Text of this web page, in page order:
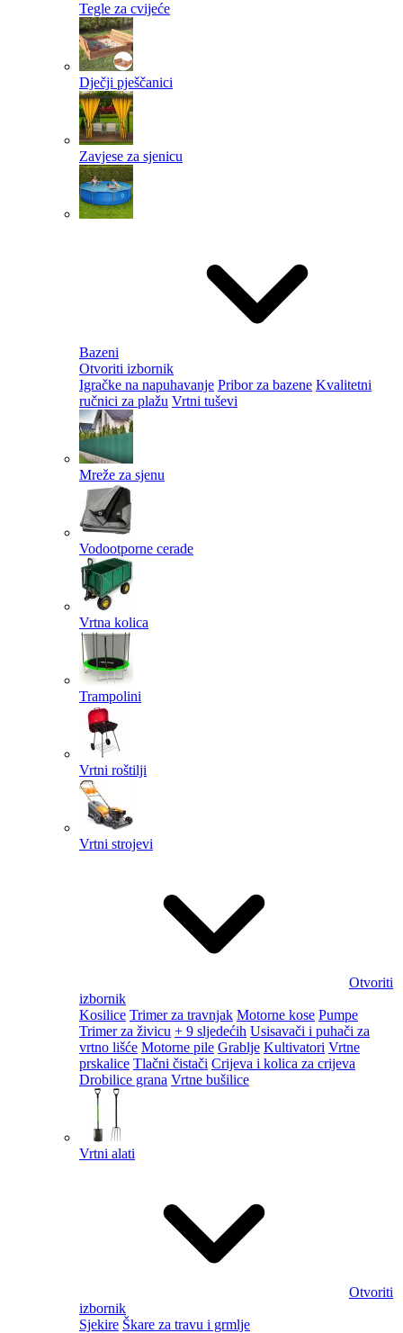
Tegle za cvijeće
Dječji pješčanici
Zavjese za sjenicu
Bazeni
Otvoriti izbornik
Igračke na napuhavanje Pribor za bazene Kvalitetni
ručnici za plažu Vrtni tuševi
Mreže za sjenu
Vodootporne cerade
Vrtna kolica
Trampolini
Vrtni roštilji
Vrtni strojevi
Otvoriti
izbornik
Kosilice Trimer za travnjak Motorne kose Pumpe
Trimer za živicu + 9 sljedećih Usisavači i puhači za
vrtno lišće Motorne pile Grablje Kultivatori Vrtne
prskalice Tlačni čistači Crijeva i kolica za crijeva
Drobilice grana Vrtne bušilice
Vrtni alati
Otvoriti
izbornik
Sjekire Škare za travu i grmlje